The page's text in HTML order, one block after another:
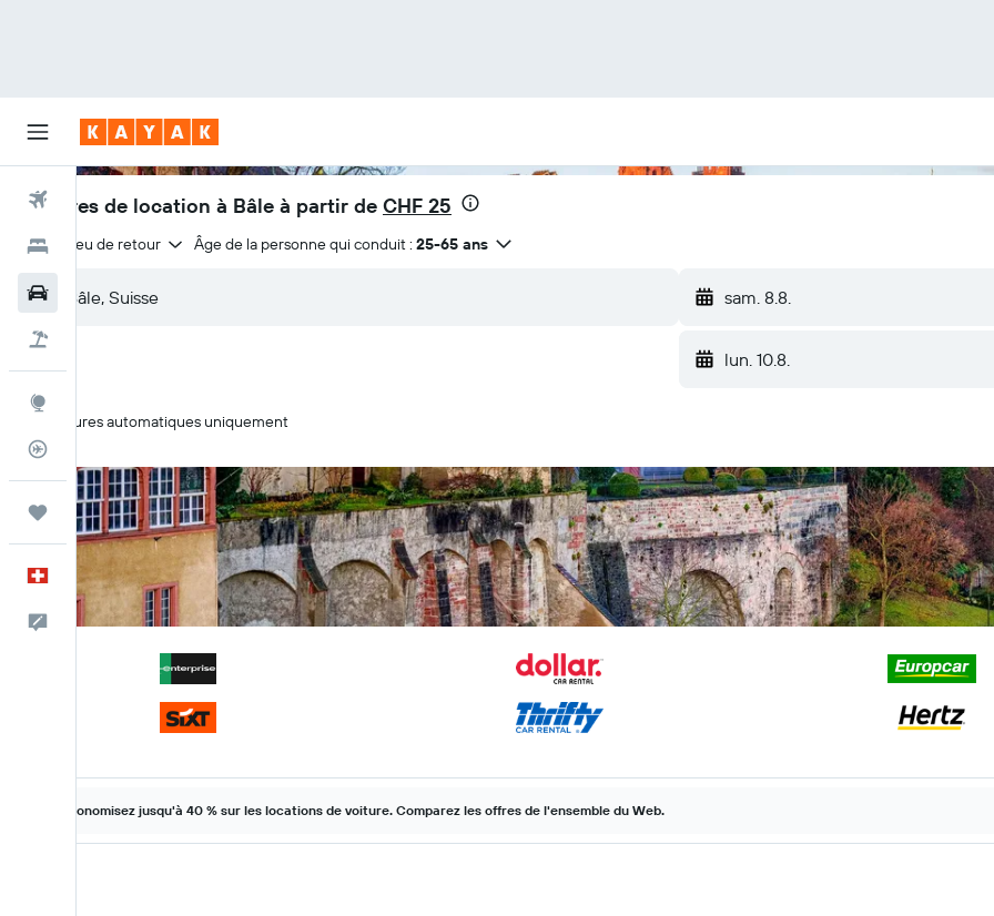
Vols
Hôtels
Voitures
Trips
Français
Commentaires
Voitures de location à Bâle à partir de CHF 25
Même lieu de retour Âge de la personne qui conduit : 25-65 ans
sam. 8.8.
lun. 10.8.
Voitures automatiques uniquement
Économisez jusqu'à 40 % sur les locations de voiture. Comparez les offres de l'ensemble du Web.